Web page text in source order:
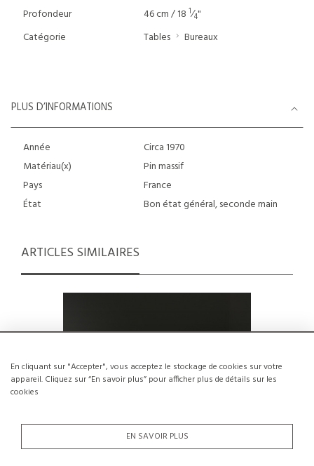
En cliquant sur "Accepter", vous acceptez le stockage de cookies sur votre
appareil. Cliquez sur “En savoir plus” pour afficher plus de détails sur les
cookies
EN SAVOIR PLUS
Profondeur
46 cm / 18 1⁄4"
Catégorie
Tables Bureaux
PLUS D’INFORMATIONS
Année
Circa 1970
Matériau(x)
Pin massif
Pays
France
État
Bon état général, seconde main
ARTICLES SIMILAIRES